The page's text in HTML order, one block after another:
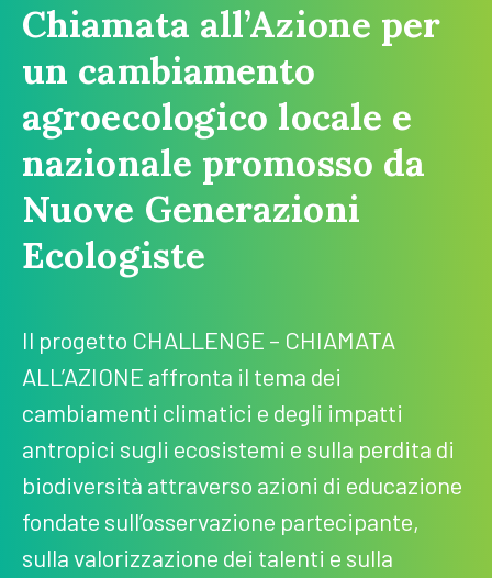
Chiamata all’Azione per
un cambiamento
agroecologico locale e
nazionale promosso da
Nuove Generazioni
Ecologiste
Il progetto CHALLENGE – CHIAMATA
ALL’AZIONE affronta il tema dei
cambiamenti climatici e degli impatti
antropici sugli ecosistemi e sulla perdita di
biodiversità attraverso azioni di educazione
fondate sull’osservazione partecipante,
sulla valorizzazione dei talenti e sulla